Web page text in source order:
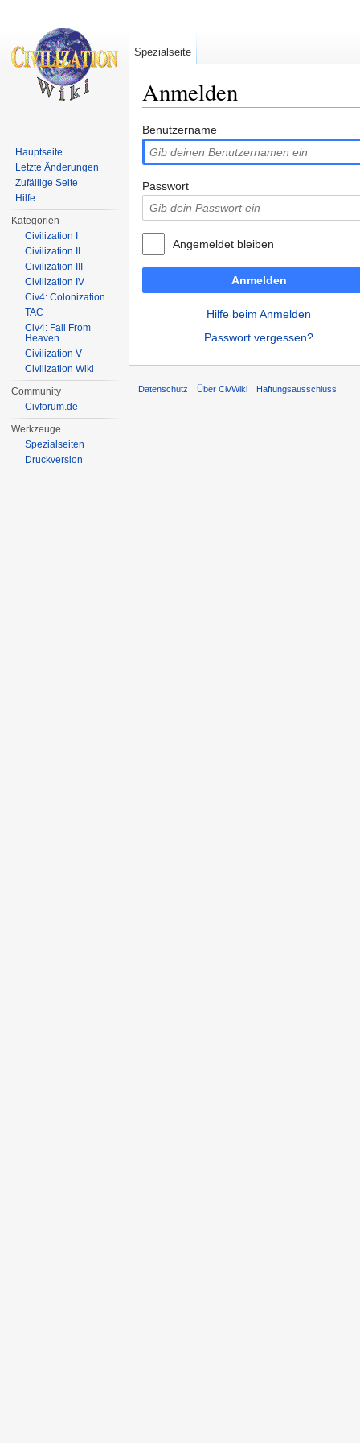
Anmelden
Benutzername
Passwort
Angemeldet bleiben
Anmelden
Hilfe beim Anmelden
Passwort vergessen?
Spezialseite
Hauptseite
Letzte Änderungen
Zufällige Seite
Hilfe
Kategorien
Civilization I
Civilization II
Civilization III
Civilization IV
Civ4: Colonization
TAC
Civ4: Fall From
Heaven
Civilization V
Civilization Wiki
Community
Civforum.de
Werkzeuge
Spezialseiten
Druckversion
Datenschutz Über CivWiki Haftungsausschluss